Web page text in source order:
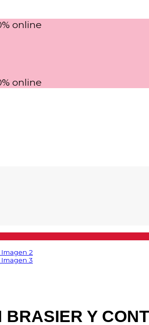
online
online
Y